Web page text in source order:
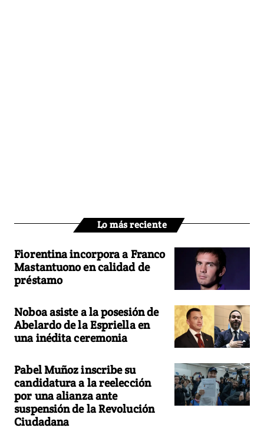
Lo más reciente
Fiorentina incorpora a Franco
Mastantuono en calidad de
préstamo
Noboa asiste a la posesión de
Abelardo de la Espriella en
una inédita ceremonia
Pabel Muñoz inscribe su
candidatura a la reelección
por una alianza ante
suspensión de la Revolución
Ciudadana